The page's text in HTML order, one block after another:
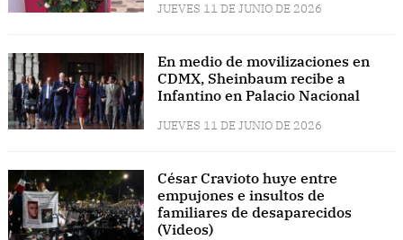
JUEVES 11 DE JUNIO DE 2026
En medio de movilizaciones en
CDMX, Sheinbaum recibe a
Infantino en Palacio Nacional
JUEVES 11 DE JUNIO DE 2026
César Cravioto huye entre
empujones e insultos de
familiares de desaparecidos
(Videos)